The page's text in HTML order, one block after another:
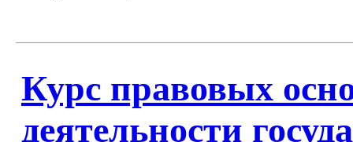
Курс правовых
деятельности